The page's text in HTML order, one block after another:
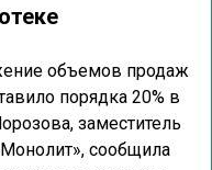
объемов продаж
порядка 20% в
заместитель
сообщила